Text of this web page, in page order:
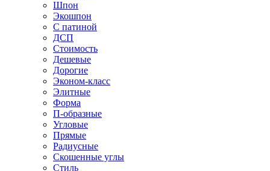
Шпон
Экошпон
С патиной
ДСП
Стоимость
Дешевые
Дорогие
Эконом-класс
Элитные
Форма
П-образные
Угловые
Прямые
Радиусные
Скошенные углы
Стиль